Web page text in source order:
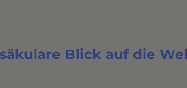
Blick auf die